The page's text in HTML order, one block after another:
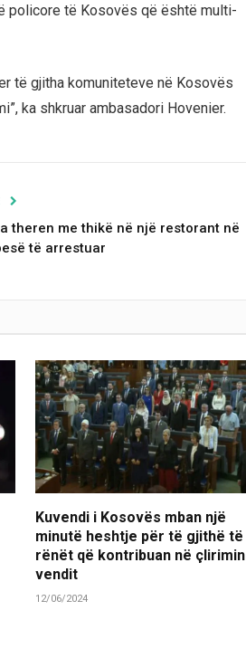
policore të Kosovës që është multi-
të gjitha komuniteteve në Kosovës
ka shkruar ambasadori Hovenier.
theren me thikë në një restorant në
të arrestuar
Kuvendi i Kosovës mban një
minutë heshtje për të gjithë të
rënët që kontribuan në çlirimin
vendit
12/06/2024